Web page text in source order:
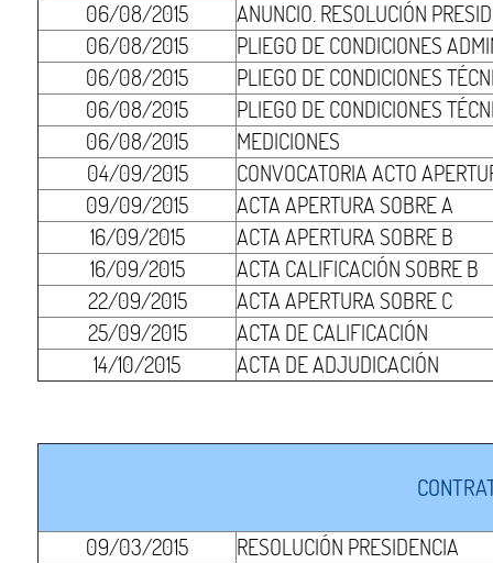
06/08/2015
ANUNCIO. RESOLUCIÓN
06/08/2015
PLIEGO DE CONDICIONES
06/08/2015
PLIEGO DE CONDICIONES
06/08/2015
PLIEGO DE CONDICIONES
06/08/2015
MEDICIONES
04/09/2015
CONVOCATORIA ACTO
09/09/2015
ACTA APERTURA SOBRE A
16/09/2015
ACTA APERTURA SOBRE B
16/09/2015
ACTA CALIFICACIÓN SOBRE B
22/09/2015
ACTA APERTURA SOBRE C
25/09/2015
ACTA DE CALIFICACIÓN
14/10/2015
ACTA DE ADJUDICACIÓN
09/03/2015
RESOLUCIÓN PRESIDENCIA